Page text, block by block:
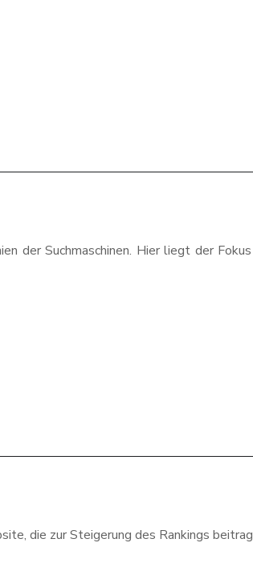
der Suchmaschinen. Hier liegt der
die zur Steigerung des Rankings